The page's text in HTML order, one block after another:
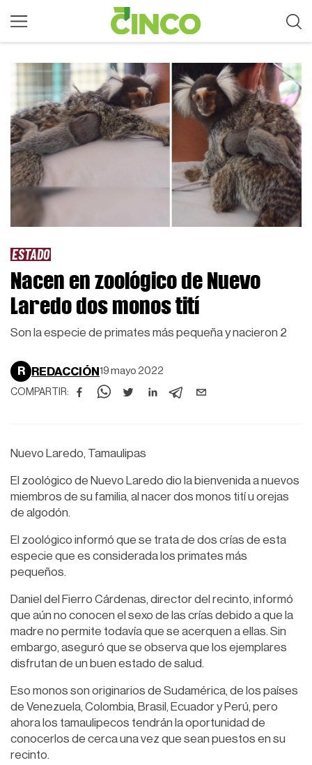
ESTADO
Nacen en zoológico de Nuevo
Laredo dos monos tití
Son la especie de primates más pequeña y nacieron 2
R REDACCIÓN 19 mayo 2022
COMPARTIR:
Nuevo Laredo, Tamaulipas
El zoológico de Nuevo Laredo dio la bienvenida a nuevos
miembros de su familia, al nacer dos monos tití u orejas
de algodón.
El zoológico informó que se trata de dos crías de esta
especie que es considerada los primates más
pequeños.
Daniel del Fierro Cárdenas, director del recinto, informó
que aún no conocen el sexo de las crías debido a que la
madre no permite todavía que se acerquen a ellas. Sin
embargo, aseguró que se observa que los ejemplares
disfrutan de un buen estado de salud.
Eso monos son originarios de Sudamérica, de los países
de Venezuela, Colombia, Brasil, Ecuador y Perú, pero
ahora los tamaulipecos tendrán la oportunidad de
conocerlos de cerca una vez que sean puestos en su
recinto.